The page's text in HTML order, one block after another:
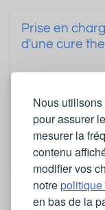
Nous
pour assurer
mesurer la
contenu
modifier vos
notre
en bas de la
0
Prise en
d'une cure